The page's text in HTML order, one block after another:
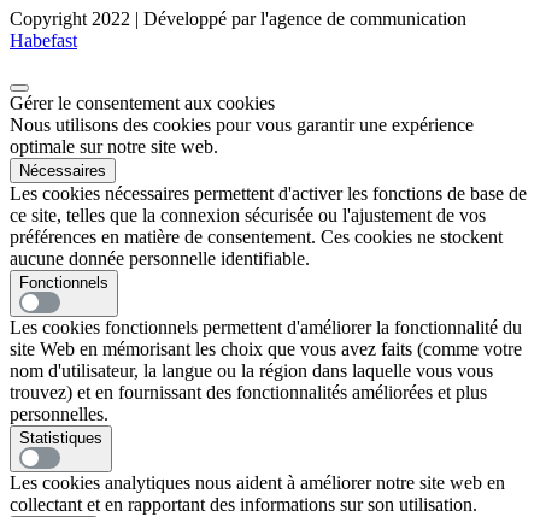
Copyright 2022 | Développé par l'agence de communication
Habefast
Gérer le consentement aux cookies
Nous utilisons des cookies pour vous garantir une expérience
optimale sur notre site web.
Nécessaires
Les cookies nécessaires permettent d'activer les fonctions de base de
ce site, telles que la connexion sécurisée ou l'ajustement de vos
préférences en matière de consentement. Ces cookies ne stockent
aucune donnée personnelle identifiable.
Fonctionnels
Les cookies fonctionnels permettent d'améliorer la fonctionnalité du
site Web en mémorisant les choix que vous avez faits (comme votre
nom d'utilisateur, la langue ou la région dans laquelle vous vous
trouvez) et en fournissant des fonctionnalités améliorées et plus
personnelles.
Statistiques
Les cookies analytiques nous aident à améliorer notre site web en
collectant et en rapportant des informations sur son utilisation.